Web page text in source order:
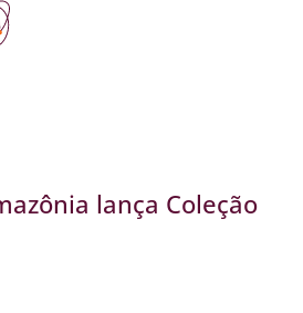
lança Coleção